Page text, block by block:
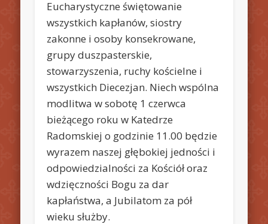
Eucharystyczne świętowanie
wszystkich kapłanów, siostry
zakonne i osoby konsekrowane,
grupy duszpasterskie,
stowarzyszenia, ruchy kościelne i
wszystkich Diecezjan. Niech wspólna
modlitwa w sobotę 1 czerwca
bieżącego roku w Katedrze
Radomskiej o godzinie 11.00 będzie
wyrazem naszej głębokiej jedności i
odpowiedzialności za Kościół oraz
wdzięczności Bogu za dar
kapłaństwa, a Jubilatom za pół
wieku służby.